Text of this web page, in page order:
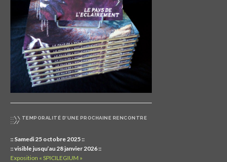
::\\ TEMPORALITÉ D’UNE PROCHAINE RENCONTRE
:://
:: Samedi 25 octobre 2025 ::
:: visible jusqu’au 28 janvier 2026 ::
Exposition « SPICILEGIUM »